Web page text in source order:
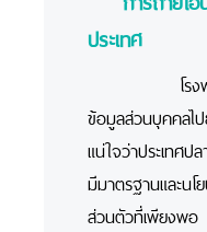
ประเทศ
โรงพยาบา
ข้อมูลส่วนบุคคลไป
แน่ใจว่าประเทศป
มีมาตรฐานและน
ส่วนตัวที่เพียงพอ